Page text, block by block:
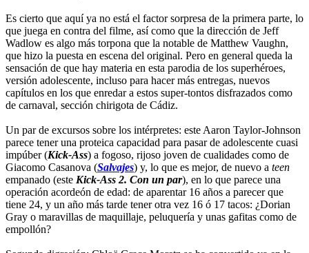
Es cierto que aquí ya no está el factor sorpresa de la primera parte, lo
que juega en contra del filme, así como que la dirección de Jeff
Wadlow es algo más torpona que la notable de Matthew Vaughn,
que hizo la puesta en escena del original. Pero en general queda la
sensación de que hay materia en esta parodia de los superhéroes,
versión adolescente, incluso para hacer más entregas, nuevos
capítulos en los que enredar a estos super-tontos disfrazados como
de carnaval, sección chirigota de Cádiz.
Un par de excursos sobre los intérpretes: este Aaron Taylor-Johnson
parece tener una proteica capacidad para pasar de adolescente cuasi
impúber (Kick-Ass) a fogoso, rijoso joven de cualidades como de
Giacomo Casanova (Salvajes) y, lo que es mejor, de nuevo a teen
empanado (este Kick-Ass 2. Con un par), en lo que parece una
operación acordeón de edad: de aparentar 16 años a parecer que
tiene 24, y un año más tarde tener otra vez 16 ó 17 tacos: ¿Dorian
Gray o maravillas de maquillaje, peluquería y unas gafitas como de
empollón?